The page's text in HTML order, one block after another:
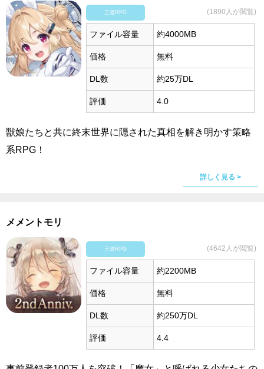
王道RPG (1890人が閲覧)
ファイル容量 約4000MB
価格 無料
DL数 約25万DL
評価 4.0
獣娘たちと共に終末世界に隠された真相を解き明かす策略
系RPG！
詳しく見る >
メメントモリ
王道RPG (4642人が閲覧)
ファイル容量 約2200MB
価格 無料
DL数 約250万DL
評価 4.4